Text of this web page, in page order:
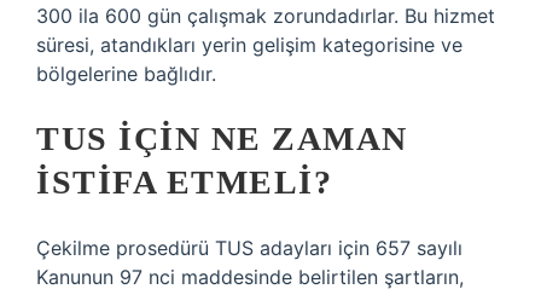
300 ila 600 gün çalışmak zorundadırlar. Bu hizmet
süresi, atandıkları yerin gelişim kategorisine ve
bölgelerine bağlıdır.
TUS IÇIN NE ZAMAN
ISTIFA ETMELI?
Çekilme prosedürü TUS adayları için 657 sayılı
Kanunun 97 nci maddesinde belirtilen şartların,